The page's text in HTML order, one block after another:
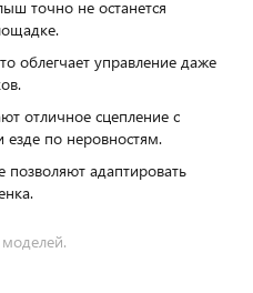
точно не останется
облегчает управление даже
отличное сцепление с
по неровностям.
позволяют адаптировать